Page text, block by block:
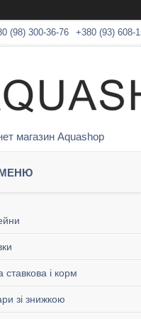
(98) 300-36-76 +380 (93) 608-
магазин Aquashop
ставкова і корм
зі знижкою